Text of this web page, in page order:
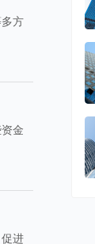
方
金
进